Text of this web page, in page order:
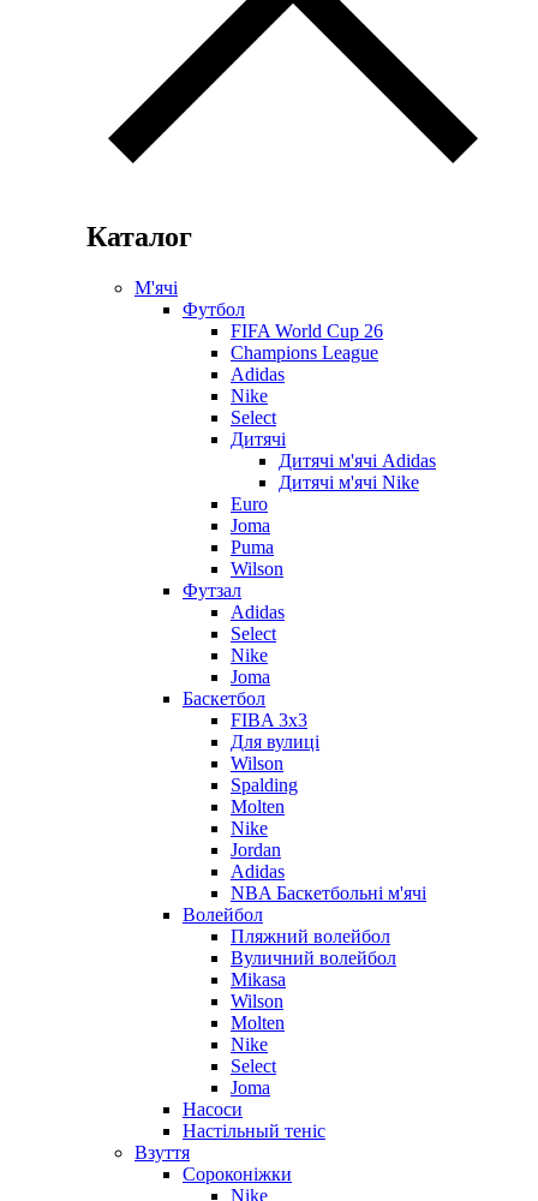
Каталог
М'ячі
Футбол
FIFA World Cup 26
Champions League
Adidas
Nike
Select
Дитячі
Дитячі м'ячі Adidas
Дитячі м'ячі Nike
Euro
Joma
Puma
Wilson
Футзал
Adidas
Select
Nike
Joma
Баскетбол
FIBA 3x3
Для вулиці
Wilson
Spalding
Molten
Nike
Jordan
Adidas
NBA Баскетбольні м'ячі
Волейбол
Пляжний волейбол
Вуличний волейбол
Mikasa
Wilson
Molten
Nike
Select
Joma
Насоси
Настільный теніс
Взуття
Сороконіжки
Nike